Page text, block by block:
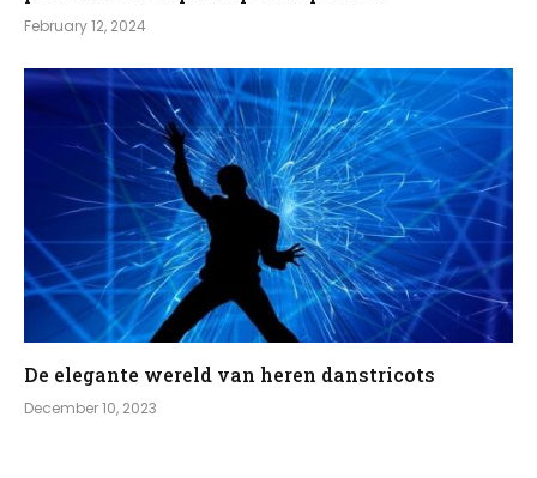
February 12, 2024
De elegante wereld van heren danstricots
December 10, 2023